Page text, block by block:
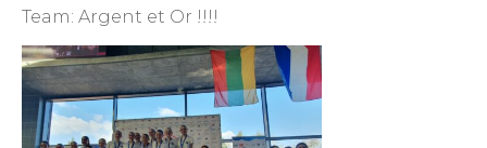
Team: Argent et Or !!!!